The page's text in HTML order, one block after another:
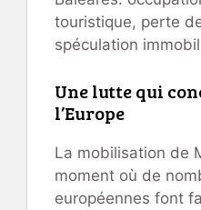
touristique, perte
spéculation
Une lutte qui
l’Europe
La mobilisation de
moment où de
européennes font